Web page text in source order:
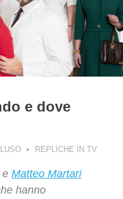
e dove
REPLICHE IN TV
e Matteo Martari
hanno